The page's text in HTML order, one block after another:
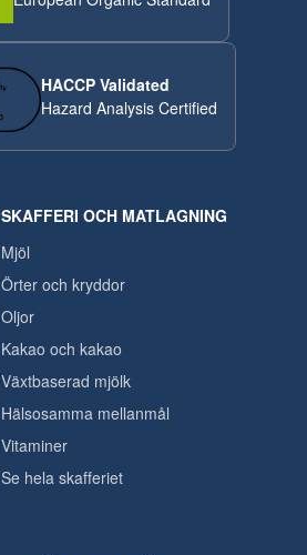
HACCP Validated
Hazard Analysis Certified
SKAFFERI OCH MATLAGNING
Mjöl
Örter och kryddor
Oljor
Kakao och kakao
Växtbaserad mjölk
Hälsosamma mellanmål
Vitaminer
Se hela skafferiet